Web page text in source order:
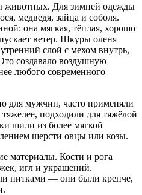
Для зимней одежды
медведя, зайца и соболя.
она мягкая, тёплая, хорошо
ветер. Шкуры оленя
слой с мехом внутрь,
создавало воздушную
любого современного
для мужчин, часто применяли
подходили для тяжёлой
шили из более мягкой
шерсти овцы или козы.
материалы. Кости и рога
игл и украшений.
нитками — они были крепче,